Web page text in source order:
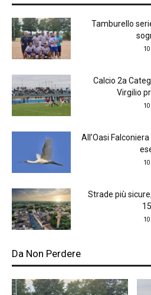
Tamburello
Calcio 2a
Virgilio
All’Oasi
Strade più
Da Non Perdere